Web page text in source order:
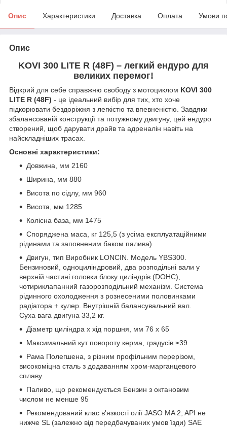
Опис Характеристики Доставка Оплата Умови
Опис
KOVI 300 LITE R (48F) – легкий ендуро для
великих перемог!
Відкрий для себе справжню свободу з мотоциклом KOVI 300
LITE R (48F) - це ідеальний вибір для тих, хто хоче
підкорювати бездоріжжя з легкістю та впевненістю. Завдяки
збалансованій конструкції та потужному двигуну, цей ендуро
створений, щоб дарувати драйв та адреналін навіть на
найскладніших трасах.
Основні характеристики:
Довжина, мм 2160
Ширина, мм 880
Висота по сідлу, мм 960
Висота, мм 1285
Колісна база, мм 1475
Споряджена маса, кг 125,5 (з усіма експлуатаційними
рідинами та заповненим баком палива)
Двигун, тип Виробник LONCIN. Модель YBS300.
Бензиновий, одноциліндровий, два розподільні вали у
верхній частині головки блоку циліндрів (DOHC),
чотириклапанний газорозподільний механізм. Система
рідинного охолодження з рознесеними половинками
радіатора + кулер. Внутрішній балансувальний вал.
Суха вага двигуна 33,2 кг.
Діаметр циліндра х хід поршня, мм 76 х 65
Максимальний кут повороту керма, градусів ≥39
Рама Полегшена, з різним профільним перерізом,
високоміцна сталь з додаванням хром-марганцевого
сплаву.
Паливо, що рекомендується Бензин з октановим
числом не менше 95
Рекомендований клас в'язкості олії JASO MA 2; API не
нижче SL (залежно від передбачуваних умов їзди) SAE